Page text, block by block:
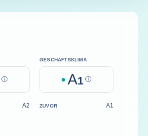
Help
GESCHÄFTSKLIMA
A1 Help
A2 ZUVOR A1